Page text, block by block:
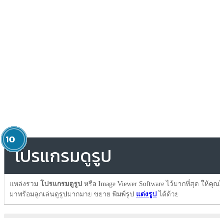
โปรแกรมดูรูป
แหล่งรวม โปรแกรมดูรูป หรือ Image Viewer Software ไว้มากที่สุด ใ
มาพร้อมลูกเล่นดูรูปมากมาย ขยาย พิมพ์รูป แต่งรูป ได้ด้วย
1
2
3
4
5
6
7
8
9
10